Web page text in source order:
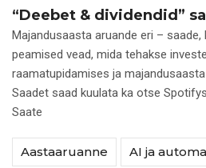
“Deebet & dividendid”
Majandusaasta aruande eri –
peamised vead, mida tehakse
raamatupidamises ja
Saadet saad kuulata ka otse
Saate
Aastaaruanne AI ja